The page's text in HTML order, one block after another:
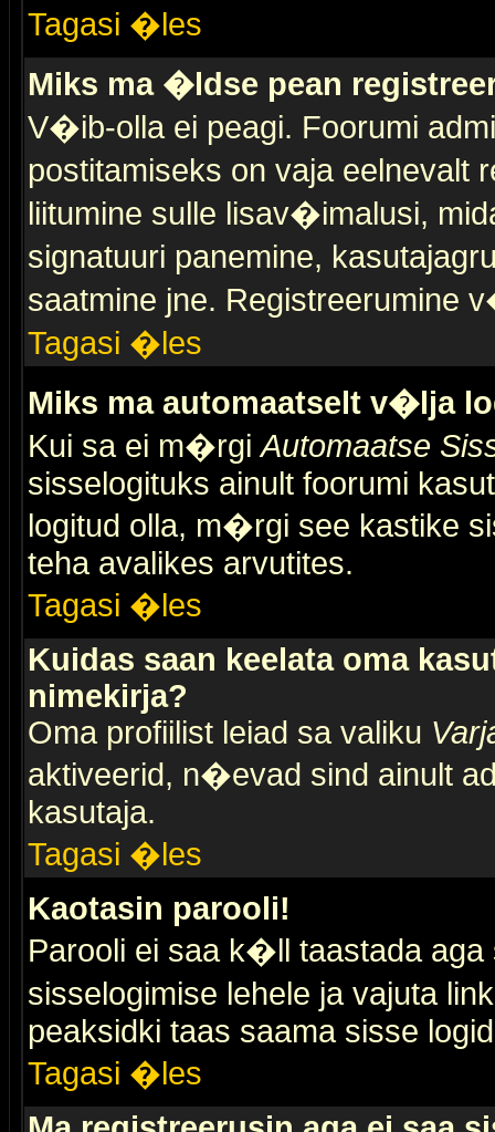
Tagasi �les
Miks ma �ldse pean
V�ib-olla ei peagi. Foorumi
postitamiseks on vaja eelnevalt
liitumine sulle lisav�imalusi,
signatuuri panemine,
saatmine jne. Registreerumine
Tagasi �les
Miks ma automaatselt v�lja
Kui sa ei m�rgiAutomaatse
sisselogituks ainult foorumi
logitud olla, m�rgi see kastike
teha avalikes arvutites.
Tagasi �les
Kuidas saan keelata oma
nimekirja?
Oma profiilist leiad sa valiku
aktiveerid, n�evad sind ainult
kasutaja.
Tagasi �les
Kaotasin parooli!
Parooli ei saa k�ll taastada aga
sisselogimise lehele ja vajuta
peaksidki taas saama sisse
Tagasi �les